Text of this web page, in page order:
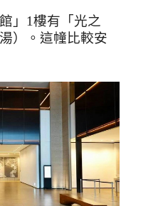
」 1樓有「光之
）。這幢比較安